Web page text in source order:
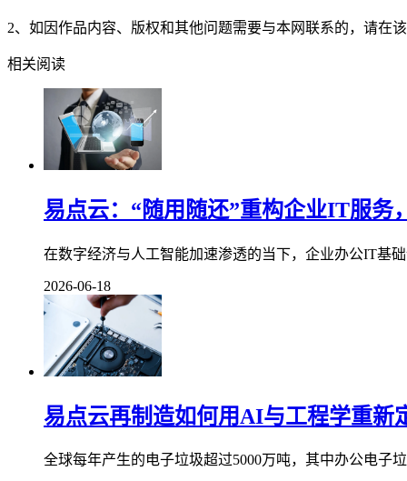
2、如因作品内容、版权和其他问题需要与本网联系的，请在
相关阅读
易点云：“随用随还”重构企业IT服务
在数字经济与人工智能加速渗透的当下，企业办公IT基
2026-06-18
易点云再制造如何用AI与工程学重新
全球每年产生的电子垃圾超过5000万吨，其中办公电子